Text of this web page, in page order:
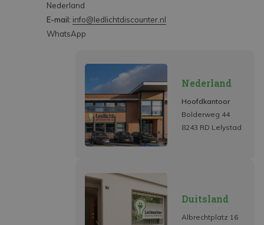
Nederland
E-mail: info@ledlichtdiscounter.nl
WhatsApp
Nederland
Hoofdkantoor
Bolderweg 44
8243 RD Lelystad
Duitsland
Albrechtplatz 16